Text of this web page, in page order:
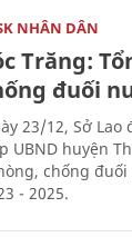
NHÂN DÂN
Trăng:
đuối
23/12, Sở
UBND huyện
chống
- 2025.